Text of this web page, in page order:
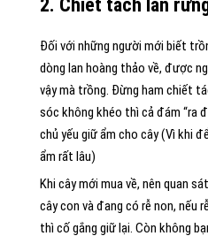
2. Chiết tách lan
Đối với những người mới biết
dòng lan hoàng thảo về, được
vậy mà trồng. Đừng ham chiết
sóc không khéo thì cả đám “ra
chủ yếu giữ ẩm cho cây (Vì khi
ẩm rất lâu)
Khi cây mới mua về, nên quan
cây con và đang có rễ non, nếu
thì cố gắng giữ lại. Còn không